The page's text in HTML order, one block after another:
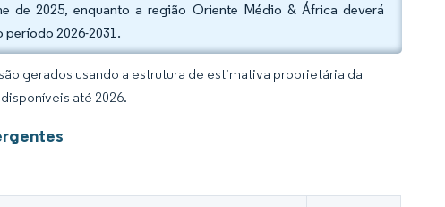
de 2025, enquanto a região Oriente Médio & África deverá
período 2026-2031.
gerados usando a estrutura de estimativa proprietária da
até 2026.